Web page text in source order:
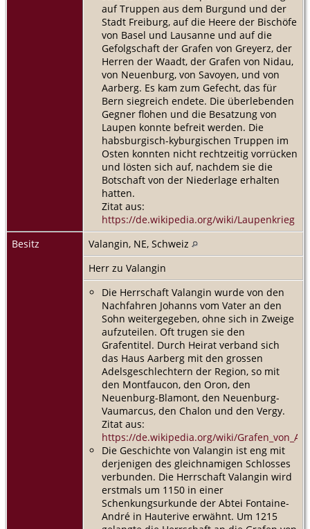
auf Truppen aus dem Burgund und der
Stadt Freiburg, auf die Heere der Bischöfe
von Basel und Lausanne und auf die
Gefolgschaft der Grafen von Greyerz, der
Herren der Waadt, der Grafen von Nidau,
von Neuenburg, von Savoyen, und von
Aarberg. Es kam zum Gefecht, das für
Bern siegreich endete. Die überlebenden
Gegner flohen und die Besatzung von
Laupen konnte befreit werden. Die
habsburgisch-kyburgischen Truppen im
Osten konnten nicht rechtzeitig vorrücken
und lösten sich auf, nachdem sie die
Botschaft von der Niederlage erhalten
hatten.
Zitat aus:
https://de.wikipedia.org/wiki/Laupenkrieg
Besitz
Valangin, NE, Schweiz
Herr zu Valangin
Die Herrschaft Valangin wurde von den
Nachfahren Johanns vom Vater an den
Sohn weitergegeben, ohne sich in Zweige
aufzuteilen. Oft trugen sie den
Grafentitel. Durch Heirat verband sich
das Haus Aarberg mit den grossen
Adelsgeschlechtern der Region, so mit
den Montfaucon, den Oron, den
Neuenburg-Blamont, den Neuenburg-
Vaumarcus, den Chalon und den Vergy.
Zitat aus:
https://de.wikipedia.org/wiki/
Die Geschichte von Valangin ist eng mit
derjenigen des gleichnamigen Schlosses
verbunden. Die Herrschaft Valangin wird
erstmals um 1150 in einer
Schenkungsurkunde der Abtei Fontaine-
André in Hauterive erwähnt. Um 1215